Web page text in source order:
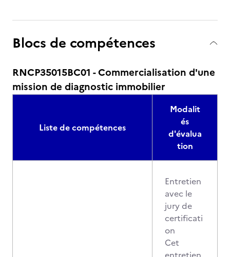
Blocs de compétences
RNCP35015BC01 - Commercialisation d'une
mission de diagnostic immobilier
Liste de compétences
Modalit
és
d'évalua
tion
Entretien
avec le
jury de
certificati
on
Cet